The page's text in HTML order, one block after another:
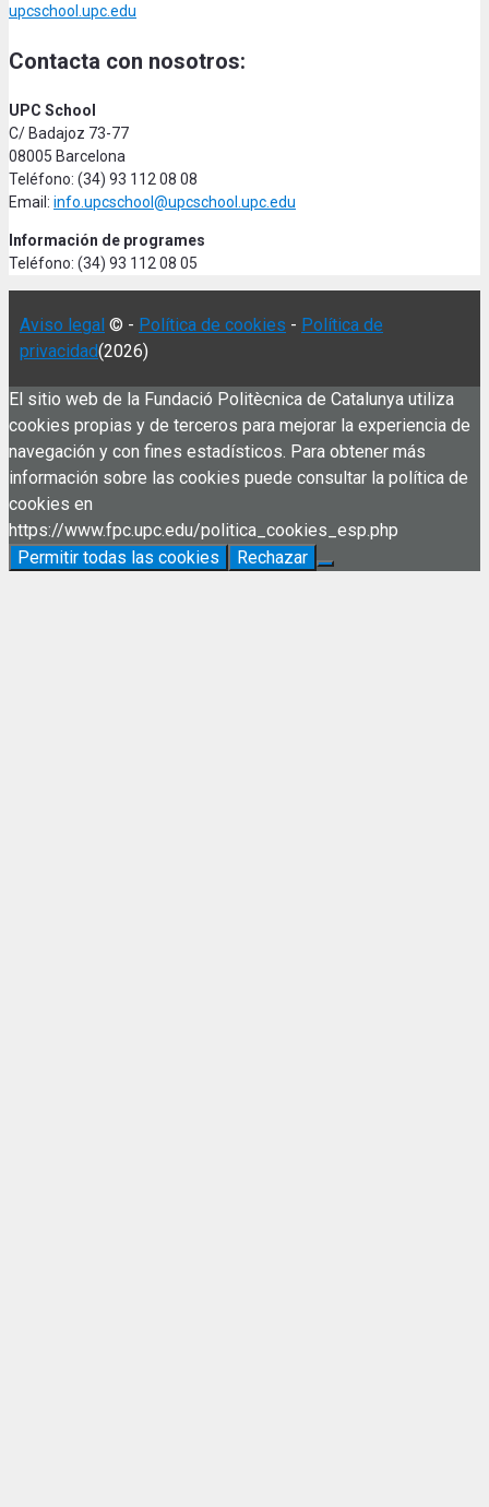
upcschool.upc.edu
Contacta con nosotros:
UPC School
C/ Badajoz 73-77
08005 Barcelona
Teléfono: (34) 93 112 08 08
Email: info.upcschool@upcschool.upc.edu
Información de programes
Teléfono: (34) 93 112 08 05
Aviso legal © - Política de cookies - Política de
privacidad(2026)
El sitio web de la Fundació Politècnica de Catalunya utiliza
cookies propias y de terceros para mejorar la experiencia de
navegación y con fines estadísticos. Para obtener más
información sobre las cookies puede consultar la política de
cookies en
https://www.fpc.upc.edu/politica_cookies_esp.php
Permitir todas las cookies
Rechazar